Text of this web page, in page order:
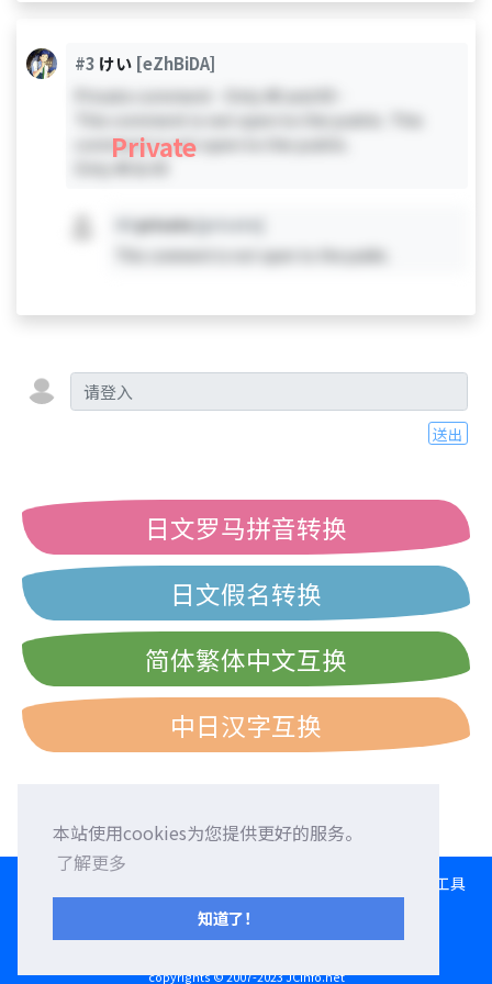
本站使用cookies为您提供更好的服务。
了解更多
知道了！
#3 けい [eZhBiDA]
Private comment - Only #0 and #3 -
This comment is not open to the public. This
comment is not open to the public.
Private
private [private]
This comment is not open to the public.
送出
日文罗马拼音转换
日文假名转换
简体繁体中文互换
中日汉字互换
转换工具
日文打字练习 西历/和历/民国历对照表
copyrights © 2007-2023 JCinfo.net